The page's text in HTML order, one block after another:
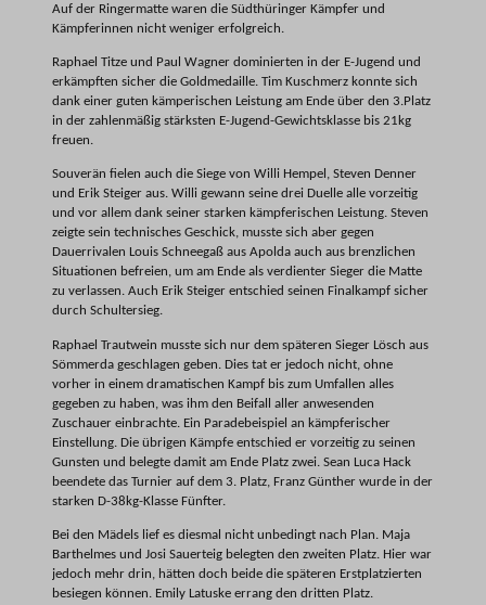
Auf der Ringermatte waren die Südthüringer Kämpfer und
Kämpferinnen nicht weniger erfolgreich.
Raphael Titze und Paul Wagner dominierten in der E-Jugend und
erkämpften sicher die Goldmedaille. Tim Kuschmerz konnte sich
dank einer guten kämperischen Leistung am Ende über den 3.Platz
in der zahlenmäßig stärksten E-Jugend-Gewichtsklasse bis 21kg
freuen.
Souverän fielen auch die Siege von Willi Hempel, Steven Denner
und Erik Steiger aus. Willi gewann seine drei Duelle alle vorzeitig
und vor allem dank seiner starken kämpferischen Leistung. Steven
zeigte sein technisches Geschick, musste sich aber gegen
Dauerrivalen Louis Schneegaß aus Apolda auch aus brenzlichen
Situationen befreien, um am Ende als verdienter Sieger die Matte
zu verlassen. Auch Erik Steiger entschied seinen Finalkampf sicher
durch Schultersieg.
Raphael Trautwein musste sich nur dem späteren Sieger Lösch aus
Sömmerda geschlagen geben. Dies tat er jedoch nicht, ohne
vorher in einem dramatischen Kampf bis zum Umfallen alles
gegeben zu haben, was ihm den Beifall aller anwesenden
Zuschauer einbrachte. Ein Paradebeispiel an kämpferischer
Einstellung. Die übrigen Kämpfe entschied er vorzeitig zu seinen
Gunsten und belegte damit am Ende Platz zwei. Sean Luca Hack
beendete das Turnier auf dem 3. Platz, Franz Günther wurde in der
starken D-38kg-Klasse Fünfter.
Bei den Mädels lief es diesmal nicht unbedingt nach Plan. Maja
Barthelmes und Josi Sauerteig belegten den zweiten Platz. Hier war
jedoch mehr drin, hätten doch beide die späteren Erstplatzierten
besiegen können. Emily Latuske errang den dritten Platz.